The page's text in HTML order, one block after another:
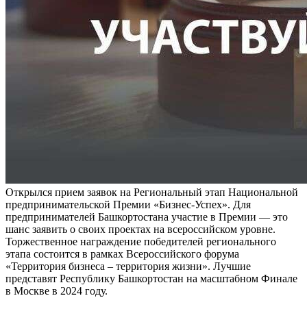
Открылся прием заявок на Региональный этап Национальной
предпринимательской Премии «Бизнес-Успех». Для
предпринимателей Башкортостана участие в Премии — это
шанс заявить о своих проектах на всероссийском уровне.
Торжественное награждение победителей регионального
этапа состоится в рамках Всероссийского форума
«Территория бизнеса – территория жизни». Лучшие
представят Республику Башкортостан на масштабном Финале
в Москве в 2024 году.